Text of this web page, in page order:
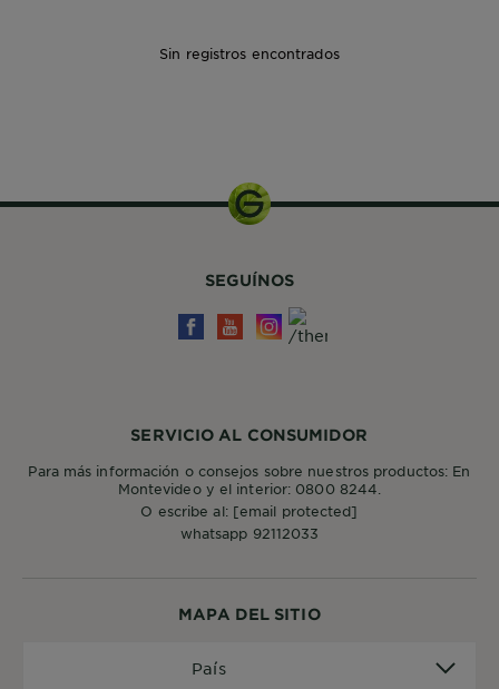
Sin registros encontrados
MAPA DEL SITIO
País
SERVICIO AL CONSUMIDOR
Para más información o consejos sobre nuestros productos: En
Montevideo y el interior: 0800 8244.
O escribe al: [email protected]
whatsapp 92112033
SEGUÍNOS